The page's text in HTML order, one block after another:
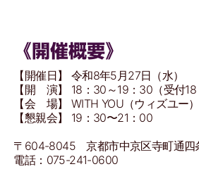
《開催概要》
【開催日】 令和8年5月27日（水）
【開 演】 18：30～19：30（受付18
【会 場】 WITH YOU（ウィズユー）
【懇親会】 19 ：30〜21：00
〒604-8045 京都市中京区寺町通四
電話：075-241-0600